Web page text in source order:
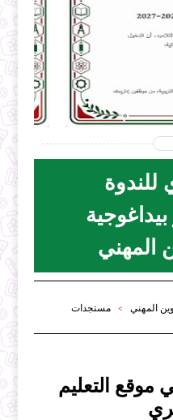
للندوة
المهني
المهني >
مستجدات
موقع التعليم